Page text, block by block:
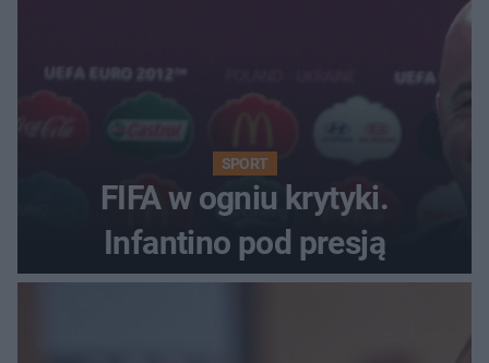
SPORT
FIFA w ogniu krytyki.
Infantino pod presją